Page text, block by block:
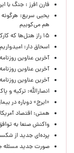
فارن افرز : جنگ با
یحیی سریع: هرگونه
هم می‌کوبیم
۱۵ راز هتل‌ها که کارکنانشان فاش کردند
اسحاق دار:
آخرین عناوین
آخرین عناوین
آخرین عناوین
انصارالله: ترکیه و
«ایرج» دوباره در
همتی: اقتصاد
واکنش صنعا به
پرده‌ای جدید از
صورت جدید مسئله